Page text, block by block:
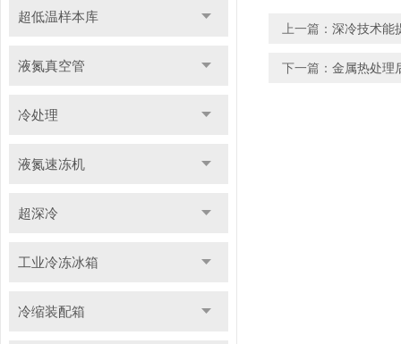
超低温样本库
液氮真空管
冷处理
液氮速冻机
超深冷
工业冷冻冰箱
冷缩装配箱
上一篇： 深冷技术能
下一篇： 金属热处理